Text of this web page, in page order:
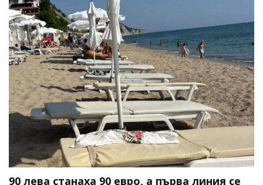
90 лева станаха 90 евро, а първа линия се